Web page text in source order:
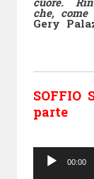
che, come
Gery
SOFFIO
parte
Audio
Player 00:00